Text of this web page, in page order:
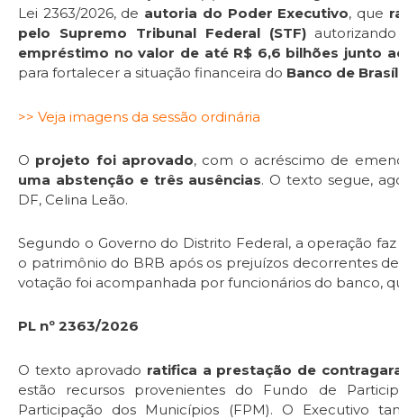
Lei 2363/2026, de autoria do Poder Executivo, que
pelo Supremo Tribunal Federal (STF)
empréstimo no valor de até R$ 6,6 bilhões junto
para fortalecer a situação financeira do Banco de
>> Veja imagens da sessão ordinária
O projeto foi aprovado, com o acréscimo de
uma abstenção e três ausências. O texto segue,
DF, Celina Leão.
Segundo o Governo do Distrito Federal, a operação
o patrimônio do BRB após os prejuízos decorrentes
votação foi acompanhada por funcionários do banco,
PL nº 2363/2026
O texto aprovado ratifica a prestação de
estão recursos provenientes do Fundo de
Participação dos Municípios (FPM). O Executivo